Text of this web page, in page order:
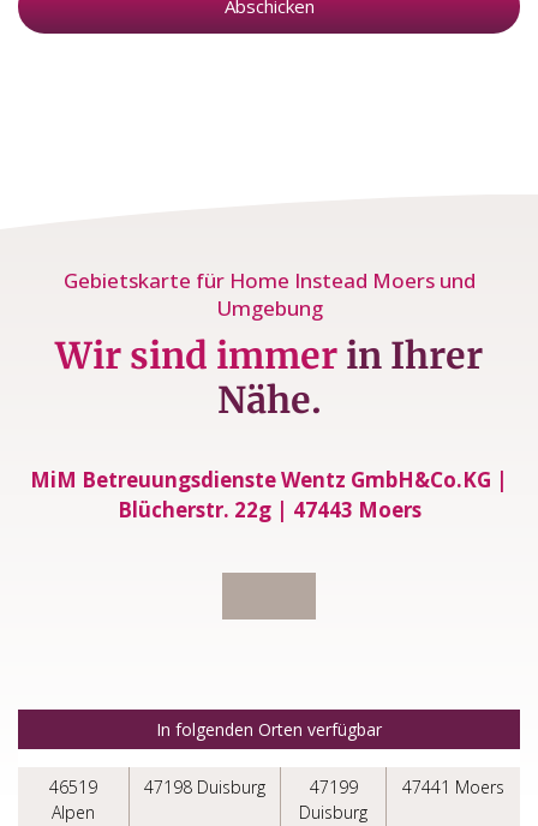
Abschicken
Gebietskarte für Home Instead Moers und
Umgebung
Wir sind immer in Ihrer
Nähe.
MiM Betreuungsdienste Wentz GmbH&Co.KG |
Blücherstr. 22g | 47443 Moers
In folgenden Orten verfügbar
46519
Alpen
47198 Duisburg
47199
Duisburg
47441 Moers